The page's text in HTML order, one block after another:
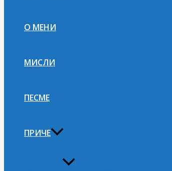
О МЕНИ
МИСЛИ
ПЕСМЕ
ПРИЧЕ
Укључи/